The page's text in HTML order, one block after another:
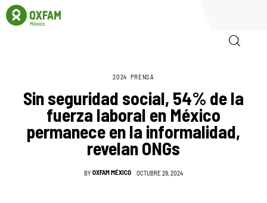
Quienes somos
Igualadas
Biblioteca
2024 PRENSA
Sin seguridad social, 54% de la
fuerza laboral en México
permanece en la informalidad,
revelan ONGs
BY OXFAM MÉXICO OCTUBRE 29, 2024